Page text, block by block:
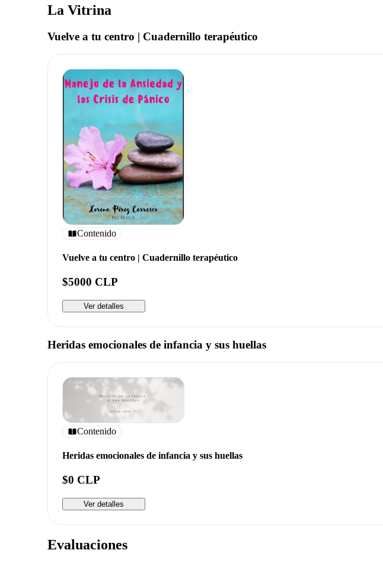
La Vitrina
Vuelve a tu centro | Cuadernillo terapéutico
Contenido
Vuelve a tu centro | Cuadernillo terapéutico
$5000 CLP
Ver detalles
Heridas emocionales de infancia y sus huellas
Contenido
Heridas emocionales de infancia y sus huellas
$0 CLP
Ver detalles
Evaluaciones